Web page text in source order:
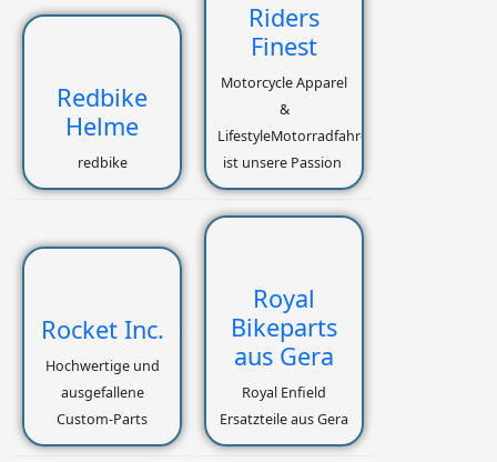
Redbike
Helme
redbike
Riders
Finest
Motorcycle Apparel
&
LifestyleMotorradfahren
ist unsere Passion
Rocket Inc.
Hochwertige und
ausgefallene
Custom-Parts
Royal
Bikeparts
aus Gera
Royal Enfield
Ersatzteile aus Gera